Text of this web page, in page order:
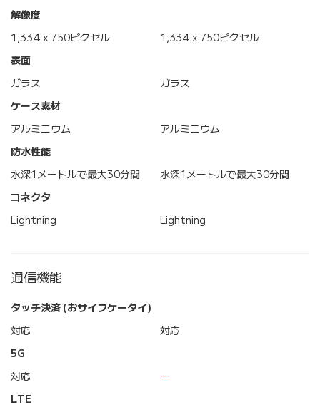
解像度
1,334 x 750ピクセル
1,334 x 750ピクセル
表面
ガラス
ガラス
ケース素材
アルミニウム
アルミニウム
防水性能
水深1メートルで最大30分間
水深1メートルで最大30分間
コネクタ
Lightning
Lightning
通信機能
タッチ決済 (おサイフケータイ)
対応
対応
5G
対応
―
LTE